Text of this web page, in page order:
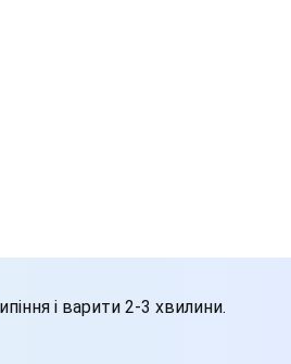
і варити 2-3 хвилини.